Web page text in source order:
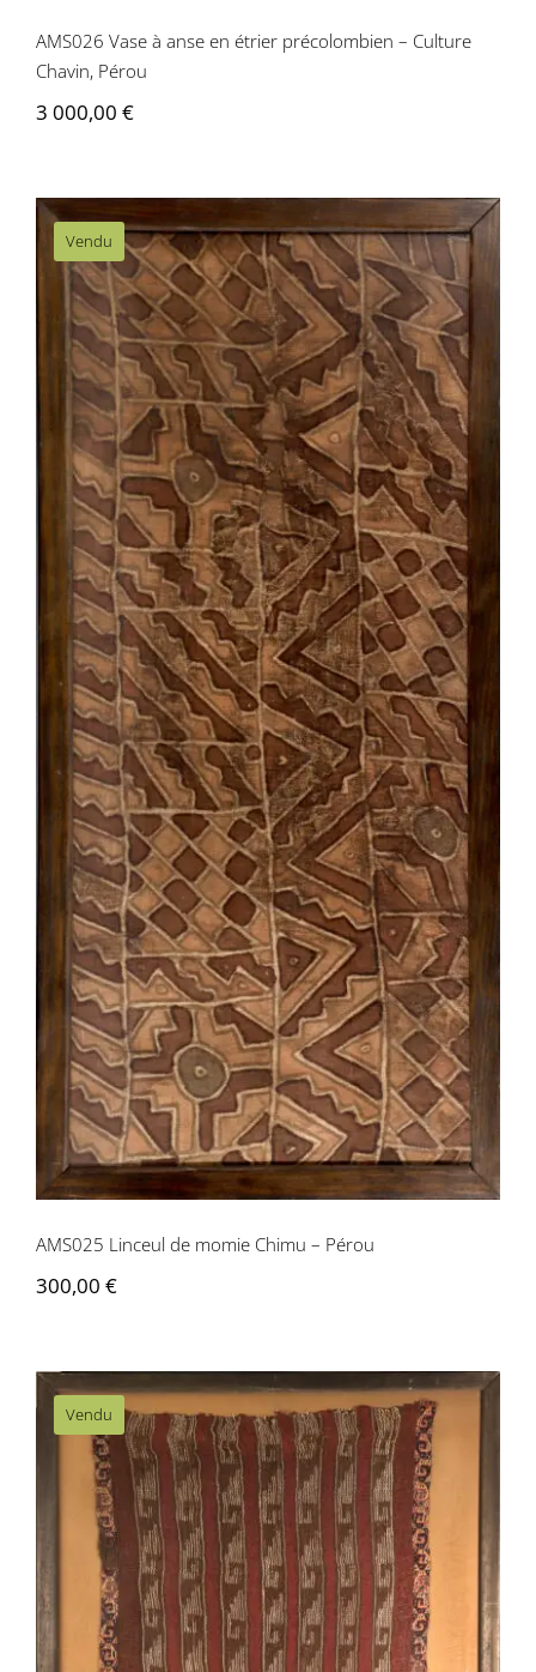
AMS026 Vase à anse en étrier précolombien – Culture
Chavin, Pérou
3 000,00 €
Vendu
AMS025 Linceul de momie Chimu –
Pérou
AMS025 Linceul de momie Chimu – Pérou
300,00 €
Vendu